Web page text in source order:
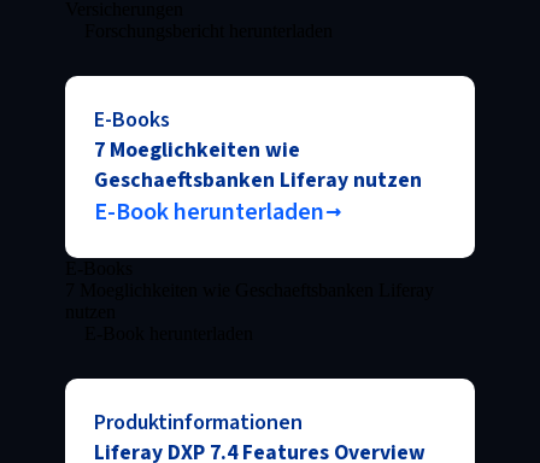
E-Books
7 Moeglichkeiten wie
Geschaeftsbanken Liferay nutzen
E-Book herunterladen
Produktinformationen
Liferay DXP 7.4 Features Overview